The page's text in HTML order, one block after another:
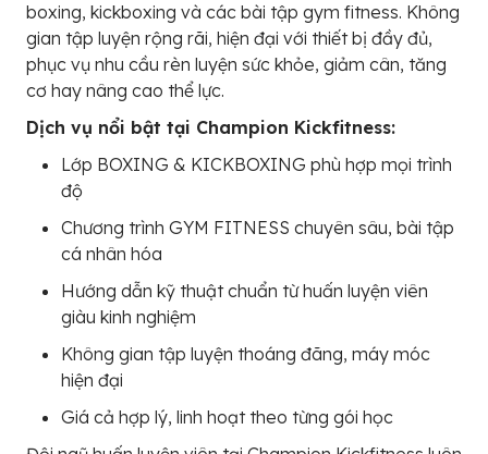
boxing, kickboxing và các bài tập gym fitness. Không
gian tập luyện rộng rãi, hiện đại với thiết bị đầy đủ,
phục vụ nhu cầu rèn luyện sức khỏe, giảm cân, tăng
cơ hay nâng cao thể lực.
Dịch vụ nổi bật tại Champion Kickfitness:
Lớp BOXING & KICKBOXING phù hợp mọi trình
độ
Chương trình GYM FITNESS chuyên sâu, bài tập
cá nhân hóa
Hướng dẫn kỹ thuật chuẩn từ huấn luyện viên
giàu kinh nghiệm
Không gian tập luyện thoáng đãng, máy móc
hiện đại
Giá cả hợp lý, linh hoạt theo từng gói học